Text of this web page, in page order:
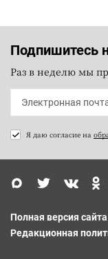
Подпишитесь
Раз в неделю мы
Я даю согласие на
Полная версия сайта
Редакционная